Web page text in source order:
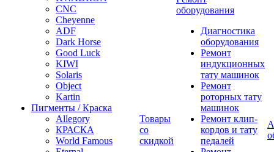
CNC
Cheyenne
ADF
Dark Horse
Good Luck
KIWI
Solaris
Object
Kartin
Пигменты / Краска
Allegory
КРАСКА
World Famous
Товары
со
скидкой
оборудования
Диагностика
оборудования
Ремонт
индукционных
тату машинок
Ремонт
роторных тату
машинок
Ремонт клип-
кордов и тату
педалей